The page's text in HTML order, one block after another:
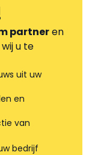
partneren
u te
uit uw
en
van
bedrijf